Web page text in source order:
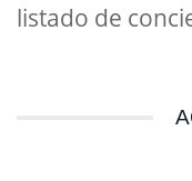
listado de